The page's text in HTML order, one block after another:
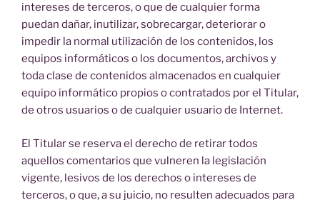
intereses de terceros, o que de cualquier forma
puedan dañar, inutilizar, sobrecargar, deteriorar o
impedir la normal utilización de los contenidos, los
equipos informáticos o los documentos, archivos y
toda clase de contenidos almacenados en cualquier
equipo informático propios o contratados por el Titular,
de otros usuarios o de cualquier usuario de Internet.
El Titular se reserva el derecho de retirar todos
aquellos comentarios que vulneren la legislación
vigente, lesivos de los derechos o intereses de
terceros, o que, a su juicio, no resulten adecuados para